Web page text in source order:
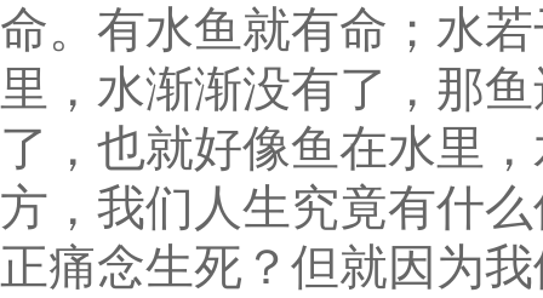
命。有水鱼就有命；水
里，水渐渐没有了，那
了，也就好像鱼在水里
方，我们人生究竟有什
正痛念生死？但就因为